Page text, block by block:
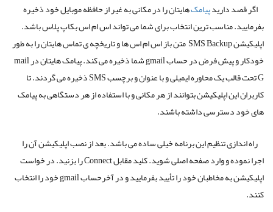
اگر قصد داریدپیامکهایتان را در مکانی به غیر از حافظه موبایل خود ذخیره
بفرمایید. مناسب ترین انتخاب برای شما می تواند اس ام اس بکاپ پلاس باشد.
اپلیکیشنSMS Backupمتن باز اس ام اس ها و تاریخچه ی تماس هایتان را به طور
خودکار و پیش فرض در حسابgmailشما ذخیره می کند. پیامک هایتان درmail
G تحت قالب یک محاوره ایمیلی و با عنوان و برچسب
SMSذخیره می گردند. تا
کاربران این اپلیکیشن بتوانند از هر مکانی و با استفاده از هر دستگاهی به پیامک
های خود دسترسی داشته باشند.
راه اندازی تنظیم این برنامه خیلی ساده می باشد. بعد از نصب اپلیکیشن آن را
اجرا نموده و وارد صفحه اصلی شوید. کلید مقابلConnectرا بزنید. در خواست
اپلیکیشن به مخاطبان خود را تأیید بفرمایید و در آخرحسابgmailخود را انتخاب
کنند.